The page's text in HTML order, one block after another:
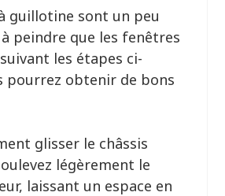
guillotine sont un peu
peindre que les fenêtres
les étapes ci-
pourrez obtenir de bons
glisser le châssis
légèrement le
laissant un espace en